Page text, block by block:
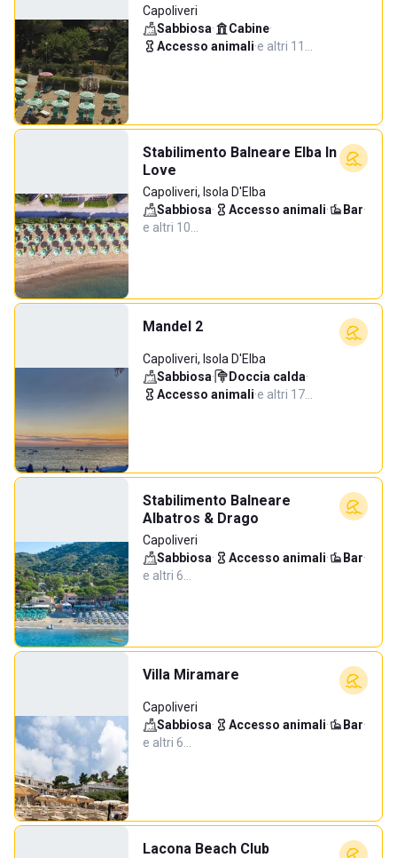
Capoliveri
Sabbiosa· Cabine·
Accesso animali·e altri 11…
Stabilimento Balneare Elba In
Love
Capoliveri, Isola D'Elba
Sabbiosa· Accesso animali· Bar·
e altri 10…
Mandel 2
Capoliveri, Isola D'Elba
Sabbiosa· Doccia calda·
Accesso animali·e altri 17…
Stabilimento Balneare
Albatros & Drago
Capoliveri
Sabbiosa· Accesso animali· Bar·
e altri 6…
Villa Miramare
Capoliveri
Sabbiosa· Accesso animali· Bar·
e altri 6…
Lacona Beach Club